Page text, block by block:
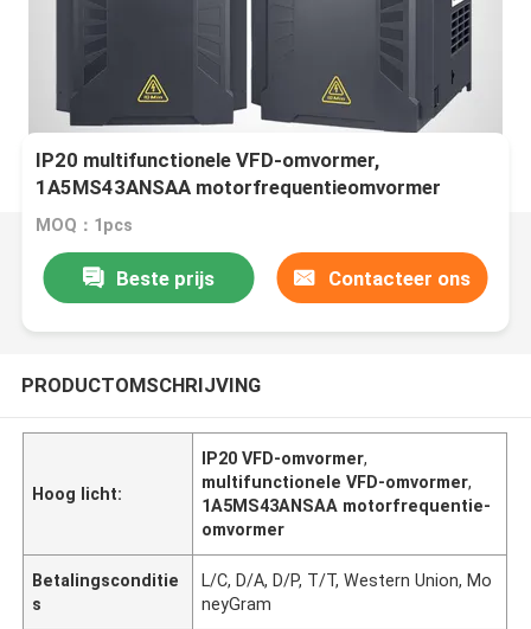
IP20 multifunctionele VFD-omvormer,
1A5MS43ANSAA motorfrequentieomvormer
MOQ：1pcs
Beste prijs Contacteer ons
PRODUCTOMSCHRIJVING
Hoog licht:
IP20 VFD-omvormer,
multifunctionele VFD-omvormer,
1A5MS43ANSAA motorfrequentie-
omvormer
Betalingsconditie
s
L/C, D/A, D/P, T/T, Western Union, Mo
neyGram